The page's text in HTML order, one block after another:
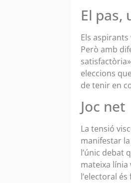
El pas,
Els
Però amb
eleccions
de tenir en
Joc net
La tensió
manifestar
l’únic debat
mateixa línia
l’electoral